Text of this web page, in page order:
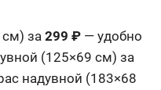
за 299 ₽ — удобно
(125×69 см) за
надувной (183×68